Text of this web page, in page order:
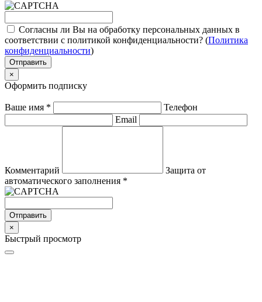
Согласны ли Вы на обработку персональных данных в
соответствии с политикой конфиденциальности? (Политика
конфиденциальности)
Отправить
×
Оформить подписку
Ваше имя *
Телефон
Email
Комментарий
Защита от
автоматического заполнения *
Отправить
×
Быстрый просмотр